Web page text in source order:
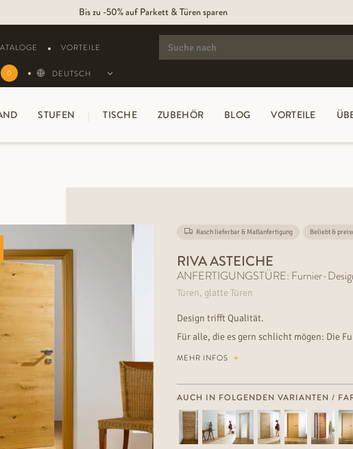
Bis zu -50% auf Parkett & Türen sparen
VORTEILE
SEARCH
FOR:
0 DEUTSCH
STUFEN TISCHE ZUBEHÖR BLOG VORTEILE
Rasch lieferbar & Maßanfertigung Beliebt &
RIVA ASTEICHE
ANFERTIGUNGSTÜRE: Furnier-
Türen, glatte Türen
Design trifft Qualität.
Für alle, die es gern schlicht mögen: Die
MEHR INFOS
AUCH IN FOLGENDEN VARIANTEN /